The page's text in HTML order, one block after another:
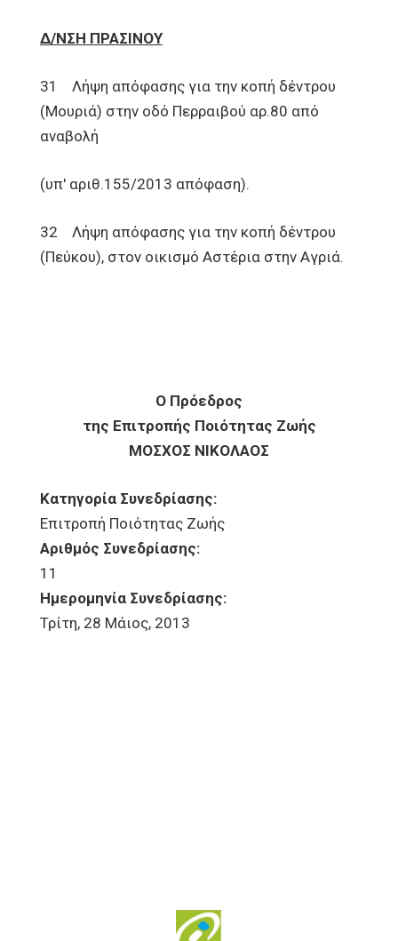
Δ/ΝΣΗ ΠΡΑΣΙΝΟΥ
31 Λήψη απόφασης για την κοπή δέντρου
(Μουριά) στην οδό Περραιβού αρ.80 από
αναβολή
(υπ' αριθ.155/2013 απόφαση).
32 Λήψη απόφασης για την κοπή δέντρου
(Πεύκου), στον οικισμό Αστέρια στην Αγριά.
Ο Πρόεδρος
της Επιτροπής Ποιότητας Ζωής
ΜΟΣΧΟΣ ΝΙΚΟΛΑΟΣ
Κατηγορία Συνεδρίασης:
Επιτροπή Ποιότητας Ζωής
Αριθμός Συνεδρίασης:
11
Ημερομηνία Συνεδρίασης:
Τρίτη, 28 Μάιος, 2013